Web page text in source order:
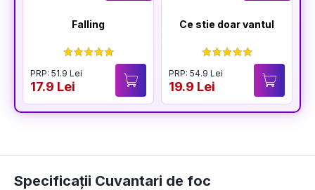
Falling
PRP: 51.9 Lei
17.9 Lei
Ce stie doar vantul
PRP: 54.9 Lei
19.9 Lei
Specificații Cuvantari de foc